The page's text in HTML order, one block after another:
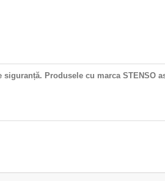
siguranță. Produsele cu marca STENSO